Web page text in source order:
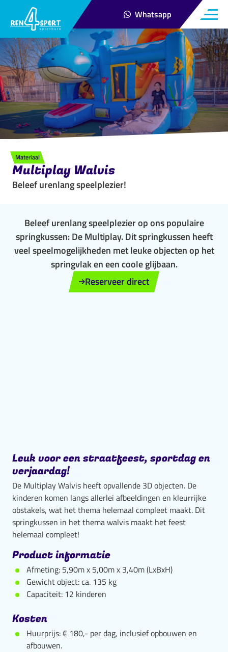
Open
Contact via
Whatsapp
Materiaal
Multiplay Walvis
Beleef urenlang speelplezier!
Beleef urenlang speelplezier op ons populaire
springkussen: De Multiplay. Dit springkussen heeft
veel speelmogelijkheden met leuke objecten op het
springvlak en een coole glijbaan.
Reserveer direct
Leuk voor een straatfeest, sportdag en
verjaardag!
De Multiplay Walvis heeft opvallende 3D objecten. De
kinderen komen langs allerlei afbeeldingen en kleurrijke
obstakels, wat het thema helemaal compleet maakt. Dit
springkussen in het thema walvis maakt het feest
helemaal compleet!
Product informatie
Afmeting: 5,90m x 5,00m x 3,40m (LxBxH)
Gewicht object: ca. 135 kg
Capaciteit: 12 kinderen
Kosten
Huurprijs: € 180,- per dag, inclusief opbouwen en
afbouwen.